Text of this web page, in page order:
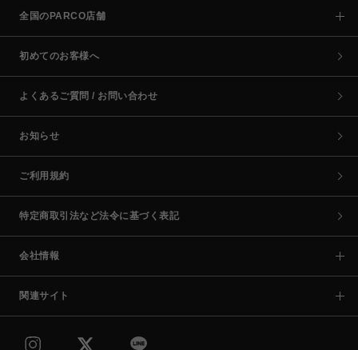
全国のPARCO店舗
初めてのお客様へ
よくあるご質問 / お問い合わせ
お知らせ
ご利用規約
特定商取引法など法令に基づく表記
会社情報
関連サイト